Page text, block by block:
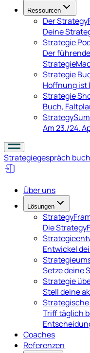
Ressourcen
Der
Deine
Strategie
Der
Strategie
Hoffnung ist
Strategie
Buch,
Am 23./24.
Strategiegespräch
Über uns
Lösungen
Die
Entwickel
Setze deine
Strategie
Stell deine
Triff täglich
Coaches
Referenzen